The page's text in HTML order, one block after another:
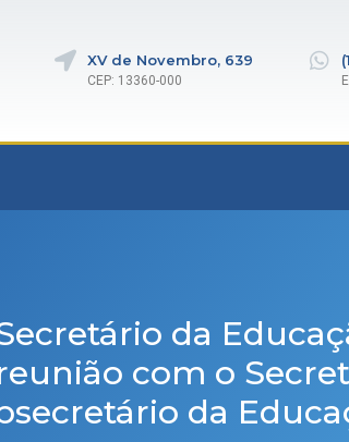
XV de Novembro, 639
CEP: 13360-000
da
com o
da